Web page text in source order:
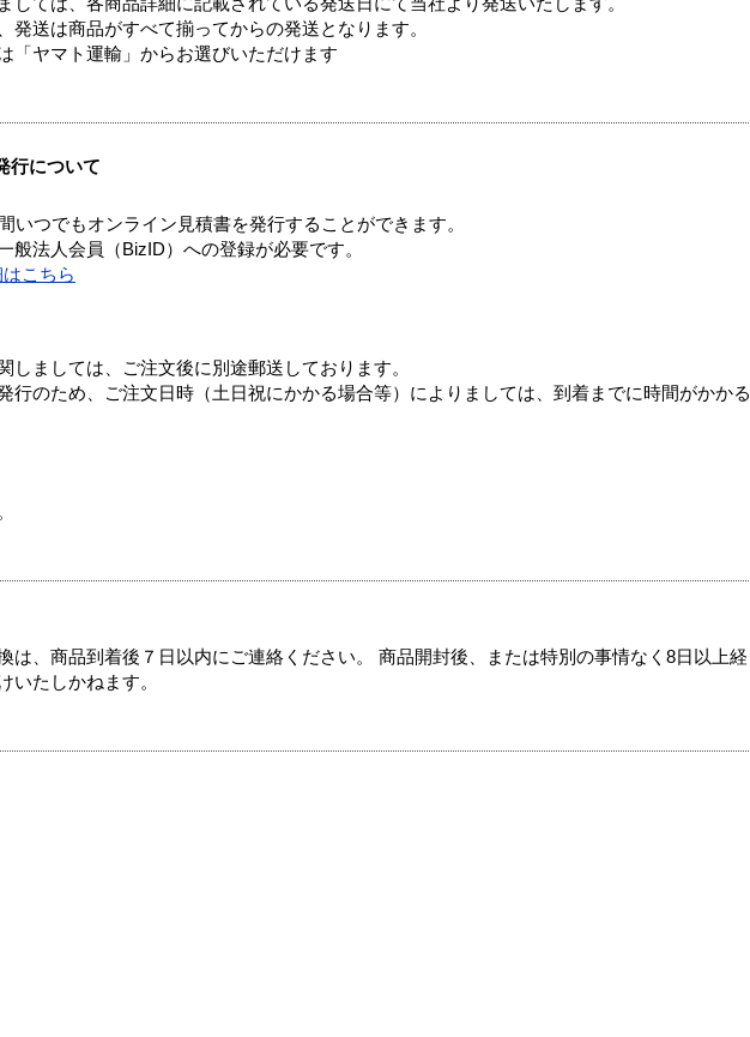
しては、各商品詳細に記載されている発送日にて当社より発送いたします。
発送は商品がすべて揃ってからの発送となります。
「ヤマト運輸」からお選びいただけます
行について
いつでもオンライン見積書を発行することができます。
法人会員（BizID）への登録が必要です。
こちら
しましては、ご注文後に別途郵送しております。
行のため、ご注文日時（土日祝にかかる場合等）によりましては、到着までに時間がかかる
は、商品到着後７日以内にご連絡ください。 商品開封後、または特別の事情なく8日以上経
いたしかねます。